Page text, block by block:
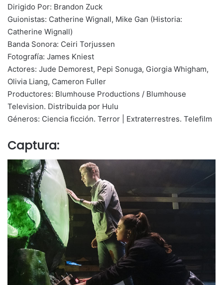
Dirigido Por: Brandon Zuck
Guionistas: Catherine Wignall, Mike Gan (Historia:
Catherine Wignall)
Banda Sonora: Ceiri Torjussen
Fotografía: James Kniest
Actores: Jude Demorest, Pepi Sonuga, Giorgia Whigham,
Olivia Liang, Cameron Fuller
Productores: Blumhouse Productions / Blumhouse
Television. Distribuida por Hulu
Géneros: Ciencia ficción. Terror | Extraterrestres. Telefilm
Captura: